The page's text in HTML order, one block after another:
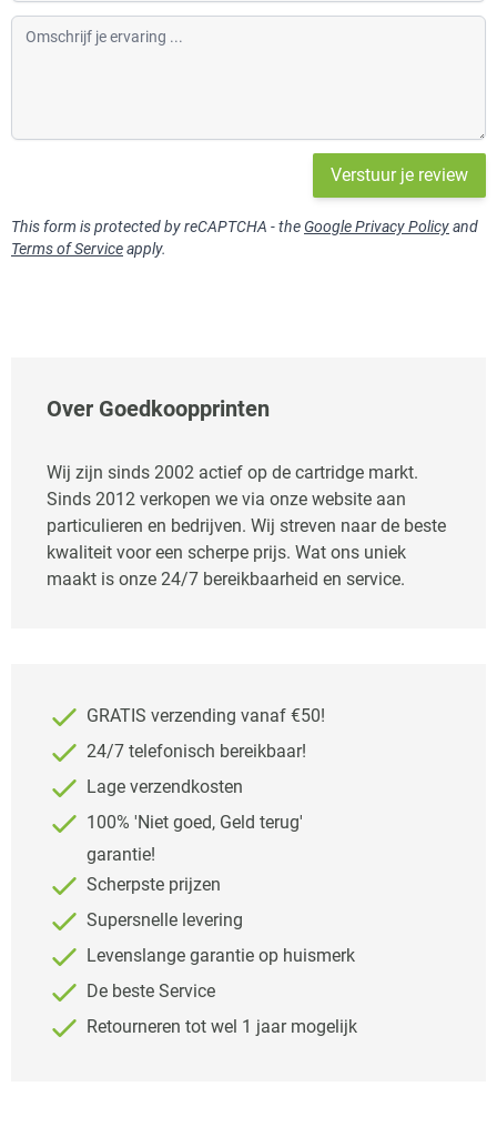
Omschrijf je ervaring
Verstuur je review
This form is protected by reCAPTCHA - the Google Privacy Policyand
Terms of Serviceapply.
Over Goedkoopprinten
Wij zijn sinds 2002 actief op de cartridge markt.
Sinds 2012 verkopen we via onze website aan
particulieren en bedrijven. Wij streven naar de beste
kwaliteit voor een scherpe prijs. Wat ons uniek
maakt is onze 24/7 bereikbaarheid en service.
GRATIS verzending vanaf €50!
24/7 telefonisch bereikbaar!
Lage verzendkosten
100% 'Niet goed, Geld terug'
garantie!
Scherpste prijzen
Supersnelle levering
Levenslange garantie op huismerk
De beste Service
Retourneren tot wel 1 jaar mogelijk